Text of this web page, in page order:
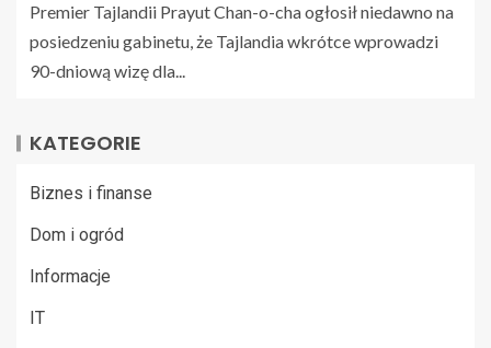
Premier Tajlandii Prayut Chan-o-cha ogłosił niedawno na
posiedzeniu gabinetu, że Tajlandia wkrótce wprowadzi
90-dniową wizę dla...
KATEGORIE
Biznes i finanse
Dom i ogród
Informacje
IT